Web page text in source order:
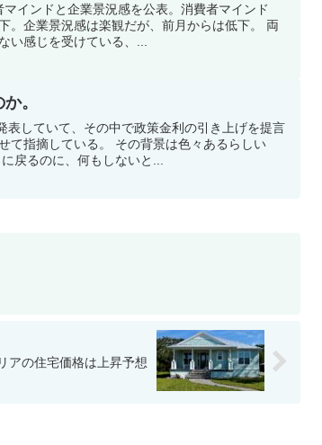
インドと企業景況感を公表。消費者マインド
。企業景況感は楽観だが、前月からは低下。 両
い感じを受けている、...
。
していて、その中で政策金利の引き上げを提言
て指摘している。 その背景は色々あるらしい
戻るのに、何もしないと...
アの住宅価格は上昇予想